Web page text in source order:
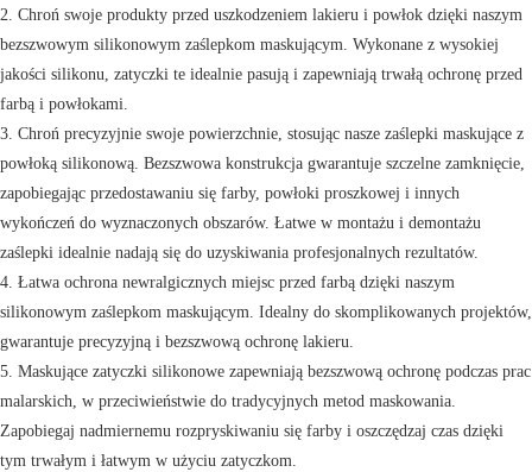
2. Chroń swoje produkty przed uszkodzeniem lakieru i powłok dzięki naszym
bezszwowym silikonowym zaślepkom maskującym. Wykonane z wysokiej
jakości silikonu, zatyczki te idealnie pasują i zapewniają trwałą ochronę przed
farbą i powłokami.
3. Chroń precyzyjnie swoje powierzchnie, stosując nasze zaślepki maskujące z
powłoką silikonową. Bezszwowa konstrukcja gwarantuje szczelne zamknięcie,
zapobiegając przedostawaniu się farby, powłoki proszkowej i innych
wykończeń do wyznaczonych obszarów. Łatwe w montażu i demontażu
zaślepki idealnie nadają się do uzyskiwania profesjonalnych rezultatów.
4. Łatwa ochrona newralgicznych miejsc przed farbą dzięki naszym
silikonowym zaślepkom maskującym. Idealny do skomplikowanych projektów,
gwarantuje precyzyjną i bezszwową ochronę lakieru.
5. Maskujące zatyczki silikonowe zapewniają bezszwową ochronę podczas prac
malarskich, w przeciwieństwie do tradycyjnych metod maskowania.
Zapobiegaj nadmiernemu rozpryskiwaniu się farby i oszczędzaj czas dzięki
tym trwałym i łatwym w użyciu zatyczkom.